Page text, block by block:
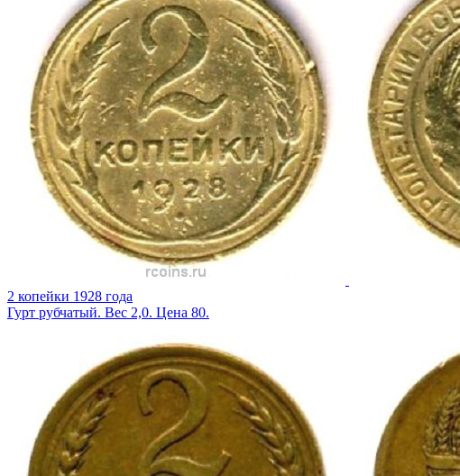
2 копейки 1928 года
Гурт рубчатый. Вес 2,0. Цена 80.